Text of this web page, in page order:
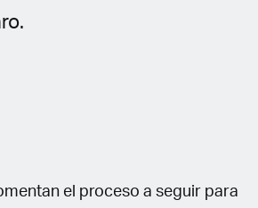
el proceso a seguir para